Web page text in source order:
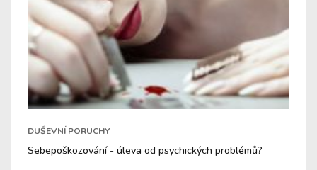
DUŠEVNÍ PORUCHY
Sebepoškozování - úleva od psychických problémů?